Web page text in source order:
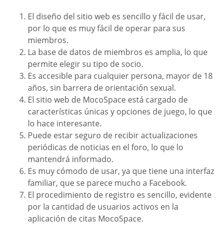
El diseño del sitio web es sencillo y fácil de usar,
por lo que es muy fácil de operar para sus
miembros.
La base de datos de miembros es amplia, lo que
permite elegir su tipo de socio.
Es accesible para cualquier persona, mayor de 18
años, sin barrera de orientación sexual.
El sitio web de MocoSpace está cargado de
características únicas y opciones de juego, lo que
lo hace interesante.
Puede estar seguro de recibir actualizaciones
periódicas de noticias en el foro, lo que lo
mantendrá informado.
Es muy cómodo de usar, ya que tiene una interfaz
familiar, que se parece mucho a Facebook.
El procedimiento de registro es sencillo, evidente
por la cantidad de usuarios activos en la
aplicación de citas MocoSpace.